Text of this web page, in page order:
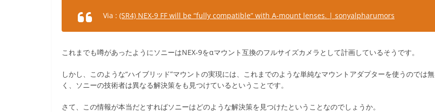
Via : (SR4) NEX-9 FF will be “fully compatible” with A-mount lenses. | sonyalpharumors
これまでも噂があったようにソニーはNEX-9をαマウント互換のフルサイズカメラとして計画しているそうです。
しかし、このような“ハイブリッド”マウントの実現には、これまでのような単純なマウントアダプターを使うのでは無
く、ソニーの技術者は異なる解決策をも見つけているということです。
さて、この情報が本当だとすればソニーはどのような解決策を見つけたということなのでしょうか。